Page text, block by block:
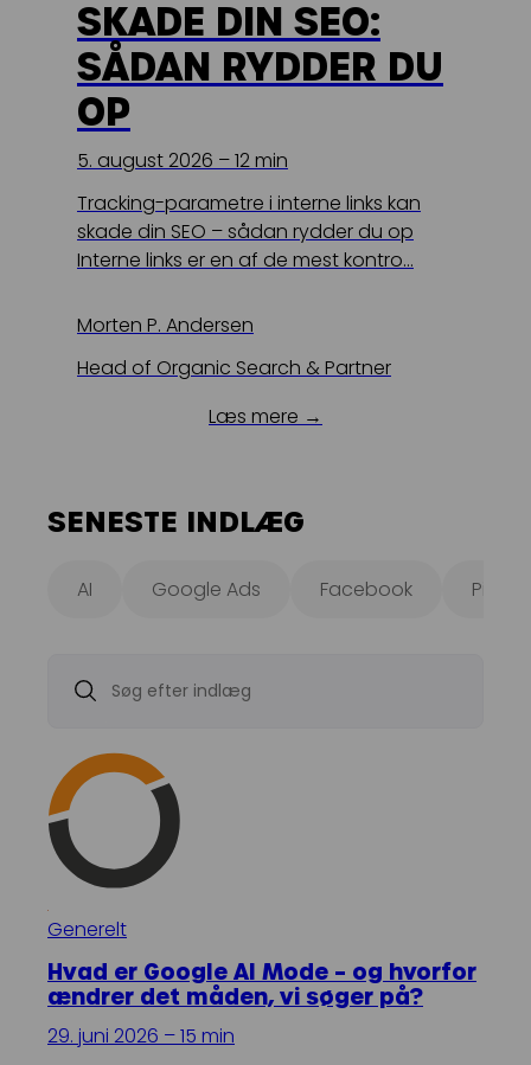
Kampagnemails
Leadgenerering
E-mail automation
TRACKING
Server-Side Tracking
SKADE DIN SEO:
SÅDAN RYDDER DU
OP
5. august 2026 – 12 min
Tracking-parametre i interne links kan
skade din SEO – sådan rydder du op
Interne links er en af de mest kontro…
Morten P. Andersen
Head of Organic Search & Partner
Læs mere →
SENESTE INDLÆG
AI Google Ads Facebook
Generelt
Hvad er Google AI Mode – og hvorfor
ændrer det måden, vi søger på?
29. juni 2026 – 15 min